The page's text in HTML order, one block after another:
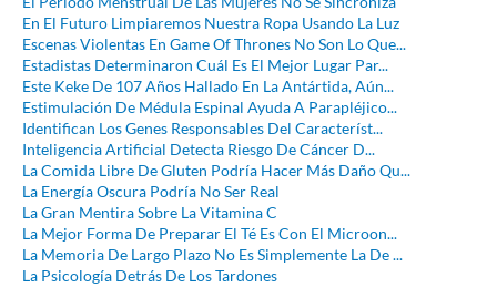
En El Futuro Limpiaremos Nuestra Ropa Usando La Luz
Escenas Violentas En Game Of Thrones No Son Lo Que...
Estadistas Determinaron Cuál Es El Mejor Lugar Par...
Este Keke De 107 Años Hallado En La Antártida, Aún...
Estimulación De Médula Espinal Ayuda A Parapléjico...
Identifican Los Genes Responsables Del Característ...
Inteligencia Artificial Detecta Riesgo De Cáncer D...
La Comida Libre De Gluten Podría Hacer Más Daño Qu...
La Energía Oscura Podría No Ser Real
La Gran Mentira Sobre La Vitamina C
La Mejor Forma De Preparar El Té Es Con El Microon...
La Memoria De Largo Plazo No Es Simplemente La De ...
La Psicología Detrás De Los Tardones